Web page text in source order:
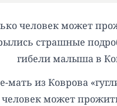
человек может
страшные
гибели малыша в
мать из Коврова
человек может